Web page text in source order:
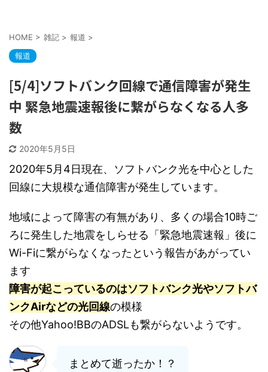
HOME > 雑記 > 報道 >
報道
[5/4]ソフトバンク回線で通信障害が発生
中 緊急地震速報後に繋がらなくなる人多
数
2020年5月5日
2020年5月4日現在、ソフトバンク光を中心とした
回線に大規模な通信障害が発生しています。
地域によって障害の有無があり、多くの場合10時ご
ろに発生した地震をしらせる「緊急地震速報」後に
Wi-Fiに繋がらなくなったという報告があがってい
ます
障害が起こっているのはソフトバンク光やソフトバ
ンクAirなどの光回線の模様
その他Yahoo!BBのADSLも繋がらないようです。
まとめて逝ったか！？